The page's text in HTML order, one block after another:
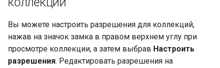
Вы можете настроить разрешения для коллекций,
нажав на значок замка в правом верхнем углу при
просмотре коллекции, а затем выбрав Настроить
разрешения. Редактировать разрешения на